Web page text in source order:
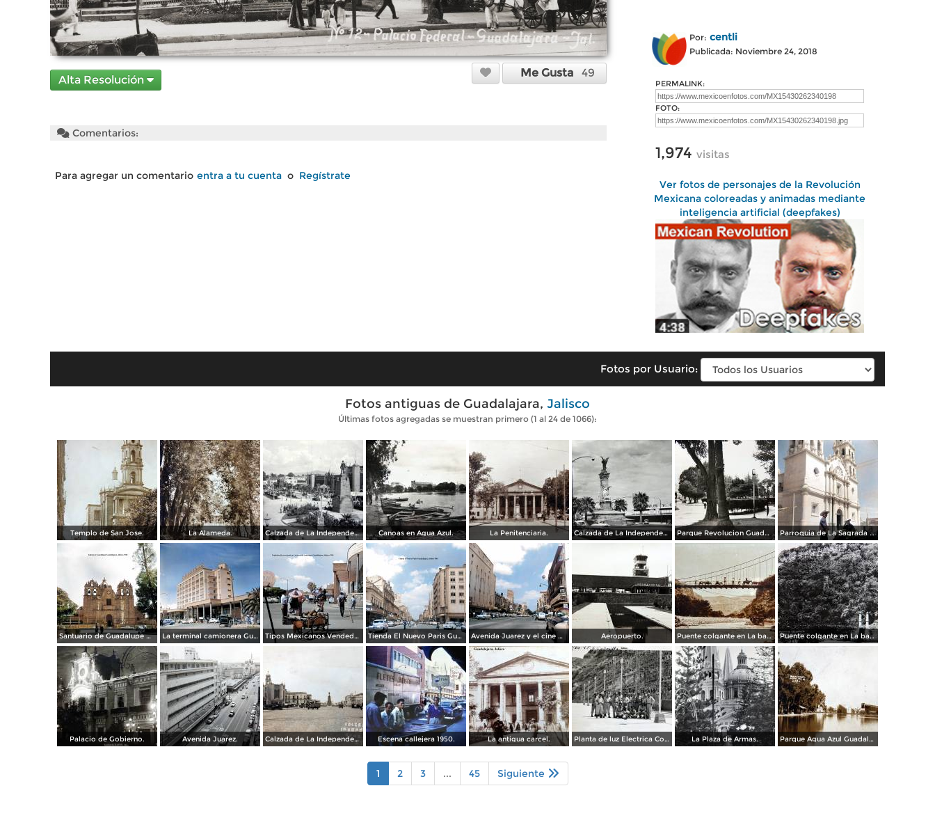
Alta Resolución
Me Gusta 49
Comentarios:
Para agregar un comentario entra a tu cuenta o Regístrate
Por: centli
Publicada: Noviembre 24, 2018
PERMALINK:
FOTO:
1,974 visitas
Ver fotos de personajes de la Revolución
Mexicana coloreadas y animadas mediante
inteligencia artificial (deepfakes)
Fotos por Usuario:
Fotos antiguas de Guadalajara, Jalisco
Últimas fotos agregadas se muestran primero (1 al 24 de 1066):
Templo de San Jose. La Alameda. Calzada de La Independencia y Mto. a Juarez Guadalajara, Jalisco. ( Circulada el 5 de Septiembre de 1929 ). Canoas en Agua Azul. La Penitenciaria. Calzada de La Independencia Guadalajara, Jalisco. Parque Revolucion Guadalajara, Jalisco. Parroquia de La Sagrada familia Guadalajara, Jalisco 1961.
Santuario de Guadalupe Guadalajara, Jalisco 1961. La terminal camionera Guadalajara, Jalisco 1961 Tipos Mexicanos Vendedor de cocos junto a La terminal camionera Guadalajara, Jalisco 1961 Tienda El Nuevo Paris Guadalajara, Jalisco 1961 Avenida Juarez y el cine Variedades Guadalajara, Jalisco 1961 Aeropuerto. Puente colgante en La barranca de Oblatos. Puente colgante en La barranca de Oblatos.
Palacio de Gobierno. Avenida Juarez. Calzada de La Independencia Guadalajara, Jalisco. ( Circulada el 10 de Febrero de 1931 ). Escena callejera 1950. La antigua carcel. Planta de luz Electrica Colimilla. ( Fechada el 1 de Octubre de 1950 ). La Plaza de Armas. Parque Agua Azul Guadalajara, Jalisco.
1 2 3 ... 45 Siguiente